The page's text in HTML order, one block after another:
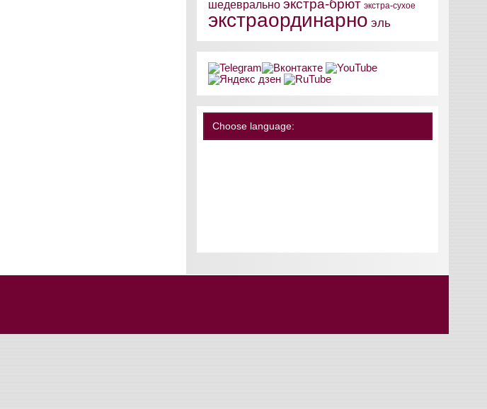
шедеврально экстра-брют экстра-сухое
экстраординарно эль
Choose language: